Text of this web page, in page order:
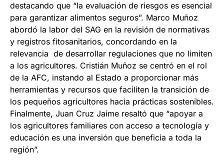
destacando que “la evaluación de riesgos es esencial
para garantizar alimentos seguros”. Marco Muñoz
abordó la labor del SAG en la revisión de normativas
y registros fitosanitarios, concordando en la
relevancia de desarrollar regulaciones que no limiten
a los agricultores. Cristián Muñoz se centró en el rol
de la AFC, instando al Estado a proporcionar más
herramientas y recursos que faciliten la transición de
los pequeños agricultores hacia prácticas sostenibles.
Finalmente, Juan Cruz Jaime resaltó que “apoyar a
los agricultores familiares con acceso a tecnología y
educación es una inversión que beneficia a toda la
región”.